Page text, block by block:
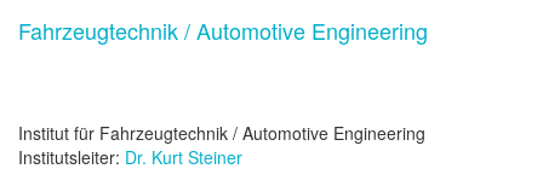
Fahrzeugtechnik / Automotive Engineering
Institut für Fahrzeugtechnik / Automotive Engineering
Institutsleiter: Dr. Kurt Steiner